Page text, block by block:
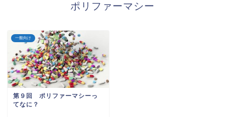
ポリファーマシー
一般向け
第９回 ポリファーマシーっ
てなに？